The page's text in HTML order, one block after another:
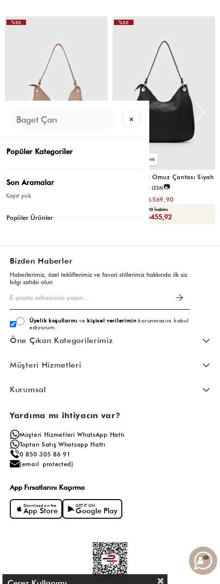
₺1.139,80
Sepette : ₺398,93
%50
Valerie Oval Omuz Çantası Siyah
(226)📷
₺569,90
Yaza Özel Ek %20 İndirim
Sepette : ₺455,92
%50
Bizden Haberler
Haberlerimiz, özel tekliflerimiz ve favori stillerimiz hakkında ilk siz
bilgi sahibi olun
Üyelik koşullarını vekişisel verileriminkorunmasını kabul
ediyorum.
Öne Çıkan Kategorilerimiz
Müşteri Hizmetleri
Kurumsal
Yardıma mı ihtiyacın var?
Müşteri Hizmetleri WhatsApp Hattı
Toptan Satış Whatsapp Hattı
0 850 305 86 91
[email protected]
App Fırsatlarını Kaçırma
Download on the
App Store
GET IT ON
Google Play
✕
Popüler Kategoriler
Son Aramalar
Kayıt yok
Popüler Ürünler